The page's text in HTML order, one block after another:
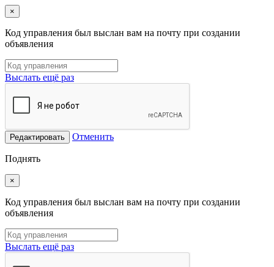
×
Код управления был выслан вам на почту при создании
объявления
Выслать ещё раз
Редактировать Отменить
Поднять
×
Код управления был выслан вам на почту при создании
объявления
Выслать ещё раз